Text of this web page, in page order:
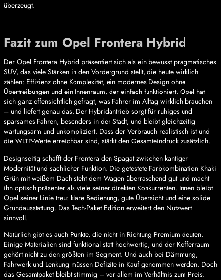
überzeugt.
Fazit zum Opel Frontera Hybrid
Der Opel Frontera Hybrid präsentiert sich als ein bewusst pragmatisches
SUV, das viele Stärken in den Vordergrund stellt, die heute wirklich
zählen: Effizienz ohne Komplexität, ein modernes Design ohne
Übertreibungen und ein Innenraum, der einfach funktioniert. Opel hat
sich ganz offensichtlich gefragt, was Fahrer im Alltag wirklich brauchen
– und liefert genau das. Der Hybridantrieb sorgt für ruhiges und
sparsames Fahren, besonders in der Stadt, und bleibt gleichzeitig
wartungsarm und unkompliziert. Dass der Verbrauch realistisch ist und
die WLTP-Werte erreichbar sind, stärkt den Gesamteindruck zusätzlich.
Designseitig schafft der Frontera den Spagat zwischen kantiger
Modernität und sachlicher Funktion. Die getestete Farbkombination Khaki
Grün mit weißem Dach steht dem Wagen überraschend gut und macht
ihn optisch präsenter als viele seiner direkten Konkurrenten. Innen bleibt
Opel seiner Linie treu: klare Bedienung, gute Übersicht und eine solide
Grundausstattung. Das Tech-Paket Edition erweitert den Nutzwert
sinnvoll.
Natürlich gibt es auch Punkte, die nicht in Richtung Premium deuten.
Einige Materialien sind funktional statt hochwertig, und der Kofferraum
gehört nicht zu den größten im Segment. Und auch bei Dämmung,
Fahrwerk und Lenkung müssen Defizite in Kauf genommen werden. Doch
das Gesamtpaket bleibt stimmig – vor allem im Verhältnis zum Preis.